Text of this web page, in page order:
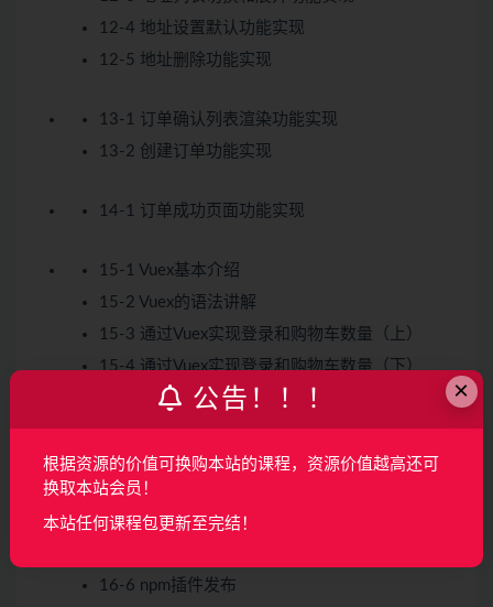
12-4 地址设置默认功能实现
12-5 地址删除功能实现
13-1 订单确认列表渲染功能实现
13-2 创建订单功能实现
14-1 订单成功页面功能实现
15-1 Vuex基本介绍
15-2 Vuex的语法讲解
15-3 通过Vuex实现登录和购物车数量（上）
15-4 通过Vuex实现登录和购物车数量（下）
16-1 webpack基础介绍
16-2 插件静态部分实现
16-3 插件功能实现
16-4 webpack打包功能实现（上）
16-6 npm插件发布
×
公告！！！
根据资源的价值可换购本站的课程，资源价值越高还可
换取本站会员！
本站任何课程包更新至完结！